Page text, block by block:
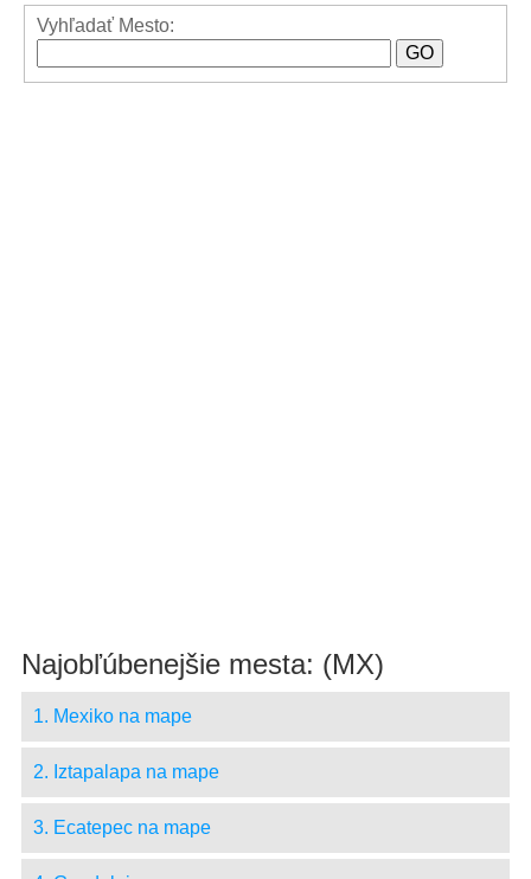
Vyhľadať Mesto:
Najobľúbenejšie mesta: (MX)
1. Mexiko na mape
2. Iztapalapa na mape
3. Ecatepec na mape